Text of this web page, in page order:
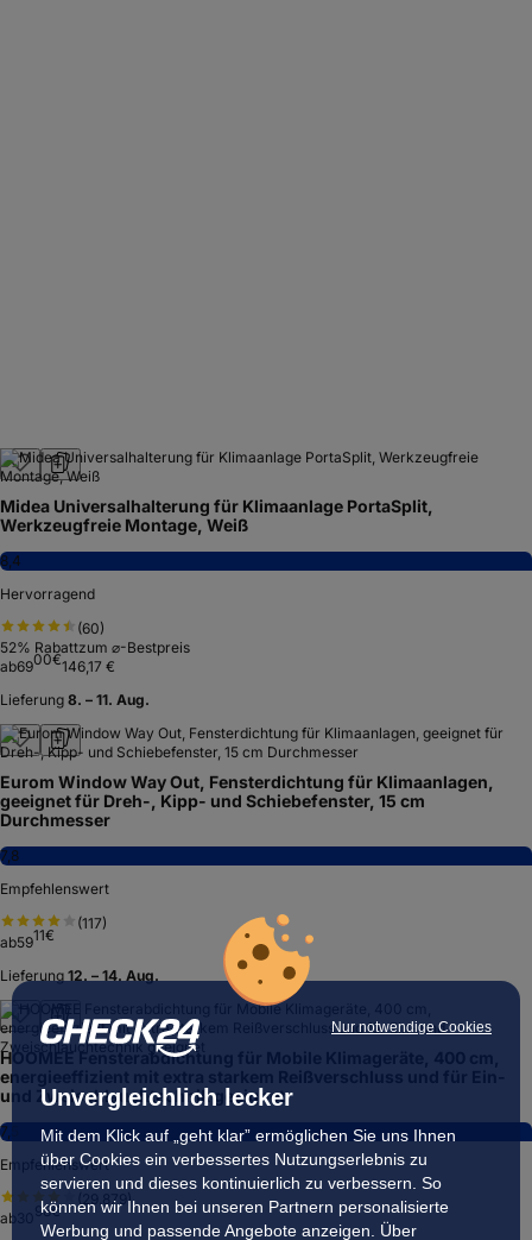
Nur notwendige Cookies
Unvergleichlich lecker
Mit dem Klick auf „geht klar” ermöglichen Sie uns Ihnen
über Cookies ein verbessertes Nutzungserlebnis zu
servieren und dieses kontinuierlich zu verbessern. So
können wir Ihnen bei unseren Partnern personalisierte
Werbung und passende Angebote anzeigen. Über
Midea Universalhalterung für Klimaanlage PortaSplit,
Werkzeugfreie Montage, Weiß
8,4
Hervorragend
(60)
52% Rabattzum ⌀-Bestpreis
ab6900€146,17 €
Lieferung 8. – 11. Aug.
Eurom Window Way Out, Fensterdichtung für Klimaanlagen,
geeignet für Dreh-, Kipp- und Schiebefenster, 15 cm
Durchmesser
7,8
Empfehlenswert
(117)
ab5911€
Lieferung 12. – 14. Aug.
HOOMEE Fensterabdichtung für Mobile Klimageräte, 400 cm,
energieeffizient mit extra starkem Reißverschluss und für Ein-
und Zweischlauchtechnik geeignet
7,5
Empfehlenswert
29.879 )
ab
98€